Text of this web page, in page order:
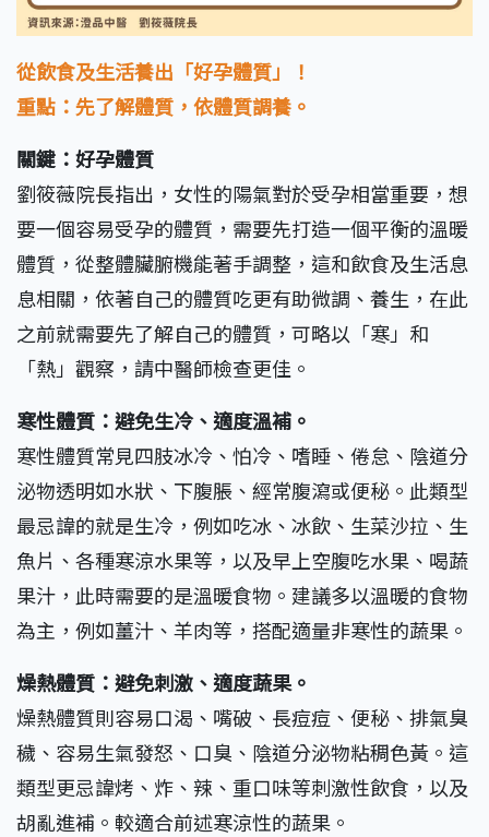
從飲食及生活養出「好孕體質」！
重點：先了解體質，依體質調養。
關鍵：好孕體質
劉筱薇院長指出，女性的陽氣對於受孕相當重要，想
要一個容易受孕的體質，需要先打造一個平衡的溫暖
體質，從整體臟腑機能著手調整，這和飲食及生活息
息相關，依著自己的體質吃更有助微調、養生，在此
之前就需要先了解自己的體質，可略以「寒」和
「熱」觀察，請中醫師檢查更佳。
寒性體質：避免生冷、適度溫補。
寒性體質常見四肢冰冷、怕冷、嗜睡、倦怠、陰道分
泌物透明如水狀、下腹脹、經常腹瀉或便秘。此類型
最忌諱的就是生冷，例如吃冰、冰飲、生菜沙拉、生
魚片、各種寒涼水果等，以及早上空腹吃水果、喝蔬
果汁，此時需要的是溫暖食物。建議多以溫暖的食物
為主，例如薑汁、羊肉等，搭配適量非寒性的蔬果。
燥熱體質：避免刺激、適度蔬果。
燥熱體質則容易口渴、嘴破、長痘痘、便秘、排氣臭
穢、容易生氣發怒、口臭、陰道分泌物粘稠色黃。這
類型更忌諱烤、炸、辣、重口味等刺激性飲食，以及
胡亂進補。較適合前述寒涼性的蔬果。